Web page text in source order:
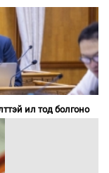
ил тод болгоно